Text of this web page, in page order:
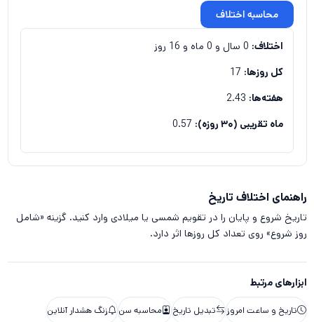
محاسبه اختلاف
اختلاف:
کل روزها:
هفته‌ها:
ماه تقریبی (۳۰ روزه):
راهنمای اختلاف تاریخ
تاریخ شروع و پایان را در تقویم شمسی یا میلادی وارد کنید. گزینه «شامل
روز شروع» روی تعداد کل روزها اثر دارد.
ابزارهای مرتبط
تاریخ و ساعت امروز تبدیل تاریخ محاسبه سن زنگ هشدار آنلاین